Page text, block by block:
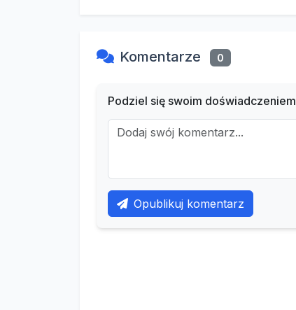
Komentarze 0
Podziel się swoim doświadczeniem
Opublikuj komentarz